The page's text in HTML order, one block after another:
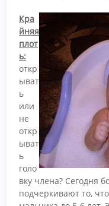
Кра
йняя
плот
ь:
откр
ыват
ь
или
не
откр
ыват
ь
голо
вку члена? Сегодня
подчеркивают то,